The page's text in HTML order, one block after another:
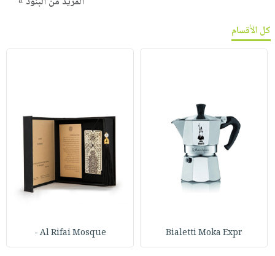
كل الأقسام
Bialetti Moka Expr
Al Rifai Mosque -